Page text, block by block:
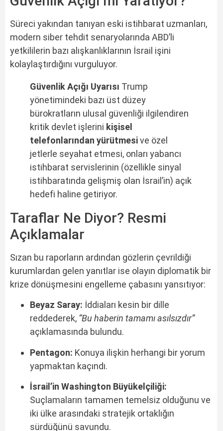
Süreci yakından tanıyan eski istihbarat uzmanları,
modern siber tehdit senaryolarında ABD’li
yetkililerin bazı alışkanlıklarının İsrail işini
kolaylaştırdığını vurguluyor.
Güvenlik Açığı Uyarısı Trump
yönetimindeki bazı üst düzey
bürokratların ulusal güvenliği ilgilendiren
kritik devlet işlerini kişisel
telefonlarından yürütmesive özel
jetlerle seyahat etmesi, onları yabancı
istihbarat servislerinin (özellikle sinyal
istihbaratında gelişmiş olan İsrail’in) açık
hedefi haline getiriyor.
Taraflar Ne Diyor? Resmi
Açıklamalar
Sızan bu raporların ardından gözlerin çevrildiği
kurumlardan gelen yanıtlar ise olayın diplomatik bir
krize dönüşmesini engelleme çabasını yansıtıyor:
Beyaz Saray: İddiaları kesin bir dille
reddederek, “Bu haberin tamamı asılsızdır”
açıklamasında bulundu.
Pentagon: Konuya ilişkin herhangi bir yorum
yapmaktan kaçındı.
İsrail’in Washington Büyükelçiliği:
Suçlamaların tamamen temelsiz olduğunu ve
iki ülke arasındaki stratejik ortaklığın
sürdüğünü savundu.